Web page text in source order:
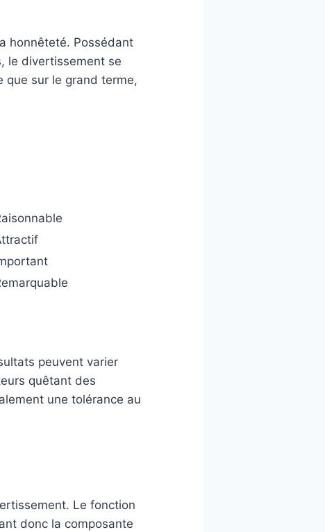
honnêteté. Possédant
le divertissement se
que sur le grand terme,
peuvent varier
quêtant des
une tolérance au
Le fonction
donc la composante